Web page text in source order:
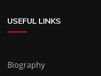
USEFUL LINKS
Biography